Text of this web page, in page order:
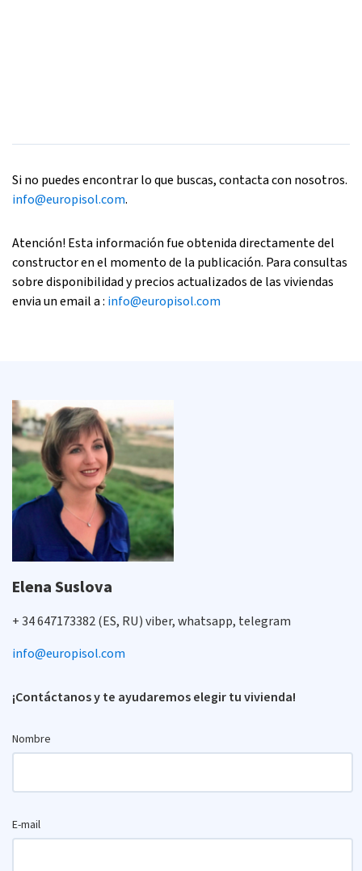
Si no puedes encontrar lo que buscas, contacta con nosotros.
info@europisol.com.
Atención! Esta información fue obtenida directamente del
constructor en el momento de la publicación. Para consultas
sobre disponibilidad y precios actualizados de las viviendas
envia un email a : info@europisol.com
Elena Suslova
+ 34 647173382 (ES, RU) viber, whatsapp, telegram
info@europisol.com
¡Contáctanos y te ayudaremos elegir tu vivienda!
Nombre
E-mail